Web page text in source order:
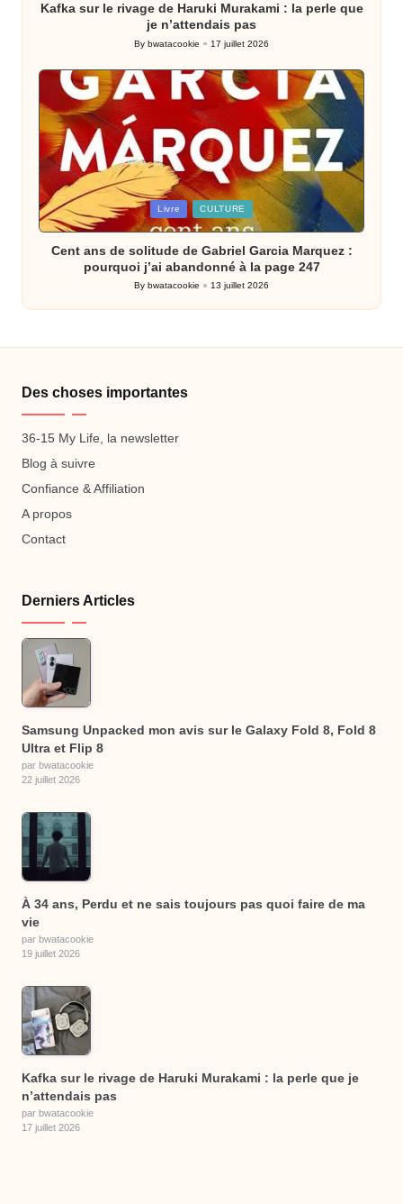
Kafka sur le rivage de Haruki Murakami : la perle que
je n’attendais pas
Posted
By bwatacookie 17 juillet 2026
Posted
in
Livre CULTURE
Cent ans de solitude de Gabriel Garcia Marquez :
pourquoi j’ai abandonné à la page 247
Posted
by
By bwatacookie 13 juillet 2026
Des choses importantes
36-15 My Life, la newsletter
Blog à suivre
Confiance & Affiliation
A propos
Contact
Derniers Articles
Samsung Unpacked mon avis sur le Galaxy Fold 8, Fold 8
Ultra et Flip 8
par bwatacookie
22 juillet 2026
À 34 ans, Perdu et ne sais toujours pas quoi faire de ma
vie
par bwatacookie
19 juillet 2026
Kafka sur le rivage de Haruki Murakami : la perle que je
n’attendais pas
par bwatacookie
17 juillet 2026